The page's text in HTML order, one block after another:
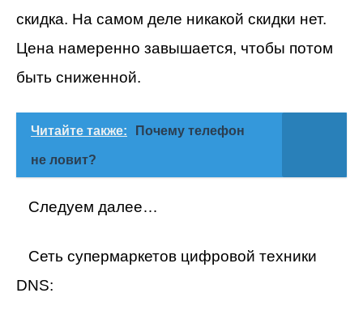
скидка. На самом деле никакой скидки нет.
Цена намеренно завышается, чтобы потом
быть сниженной.
Читайте также: Почему телефон
не ловит?
Следуем далее…
Сеть супермаркетов цифровой техники
DNS: